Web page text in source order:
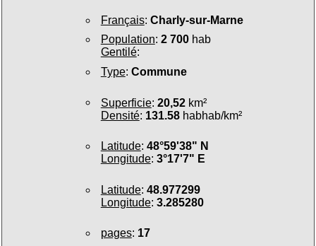
Français: Charly-sur-Marne
Population: 2 700hab
Gentilé:
Type: Commune
Superficie: 20,52 km²
Densité: 131.58habhab/km²
Latitude: 48°59'38" N
Longitude: 3°17'7" E
Latitude: 48.977299
Longitude: 3.285280
pages: 17